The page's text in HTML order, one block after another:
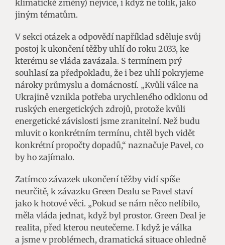
klimatické změny) nejvíce, i když ne tolik, jako
jiným tématům.
V sekci otázek a odpovědí například sděluje svůj
postoj k ukončení těžby uhlí do roku 2033, ke
kterému se vláda zavázala. S termínem prý
souhlasí za předpokladu, že i bez uhlí pokryjeme
nároky průmyslu a domácností. „Kvůli válce na
Ukrajině vznikla potřeba urychleného odklonu od
ruských energetických zdrojů, protože kvůli
energetické závislosti jsme zranitelní. Než budu
mluvit o konkrétním termínu, chtěl bych vidět
konkrétní propočty dopadů,“ naznačuje Pavel, co
by ho zajímalo.
Zatímco závazek ukončení těžby vidí spíše
neurčitě, k závazku Green Dealu se Pavel staví
jako k hotové věci. „Pokud se nám něco nelíbilo,
měla vláda jednat, když byl prostor. Green Deal je
realita, před kterou neutečeme. I když je válka
a jsme v problémech, dramatická situace ohledně